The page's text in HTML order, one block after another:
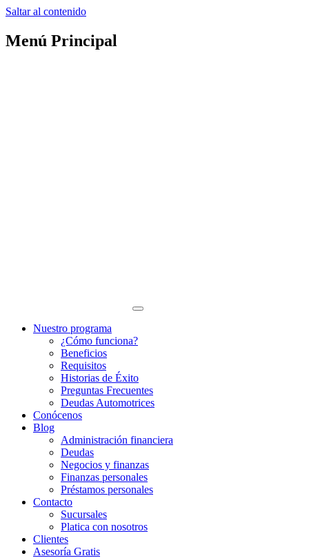
Saltar al contenido
Menú Principal
Nuestro programa
¿Cómo funciona?
Beneficios
Requisitos
Historias de Éxito
Preguntas Frecuentes
Deudas Automotrices
Conócenos
Blog
Administración financiera
Deudas
Negocios y finanzas
Finanzas personales
Préstamos personales
Contacto
Sucursales
Platica con nosotros
Clientes
Asesoría Gratis